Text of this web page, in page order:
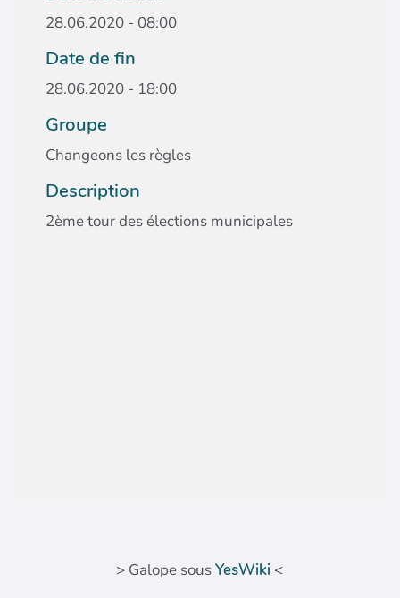
28.06.2020 - 08:00
Date de fin
28.06.2020 - 18:00
Groupe
Changeons les règles
Description
2ème tour des élections municipales
> Galope sousYesWiki <